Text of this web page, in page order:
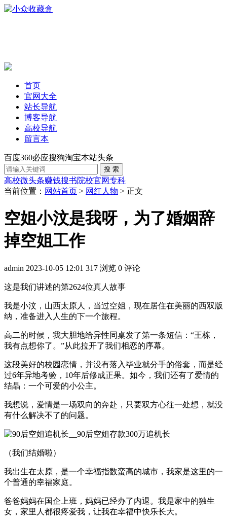
首页
官网大全
站长导航
博客导航
高校导航
留言本
百度360必应搜狗淘宝本站头条
高校微头条赚钱搜书院校官网专科
当前位置： 网站首页 > 网红人物 > 正文
空姐小汶是我呀，为了婚姻辞
掉空姐工作
admin 2023-10-05 12:01 317 浏览 0 评论
这是我们讲述的第2624位真人故事
我是小汶，山西太原人，当过空姐，现在居住在美丽的西双版
纳，准备进入人生的下一个旅程。
高二的时候，我大胆地给异性同桌发了第一条短信：“王栋，
我有点想你了。”从此拉开了我们相恋的序幕。
这段美好的校园恋情，并没有落入毕业就分手的俗套，而是经
过6年异地考验，10年后修成正果。如今，我们还有了爱情的
结晶：一个可爱的小公主。
我想说，爱情是一场双向的奔赴，只要双方心往一处想，就没
有什么解决不了的问题。
（我们结婚啦）
我出生在太原，是一个幸福指数蛮高的城市，我家是这里的一
个普通的幸福家庭。
爸爸妈妈在国企上班，妈妈已经办了内退。我是家中的独生
女，家里人都很疼爱我，让我在幸福中快乐长大。